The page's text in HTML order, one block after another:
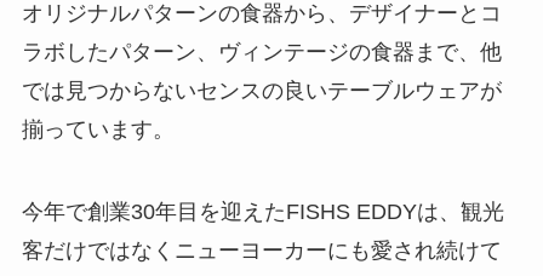
オリジナルパターンの食器から、デザイナーとコ
ラボしたパターン、ヴィンテージの食器まで、他
では見つからないセンスの良いテーブルウェアが
揃っています。
今年で創業30年目を迎えたFISHS EDDYは、観光
客だけではなくニューヨーカーにも愛され続けて